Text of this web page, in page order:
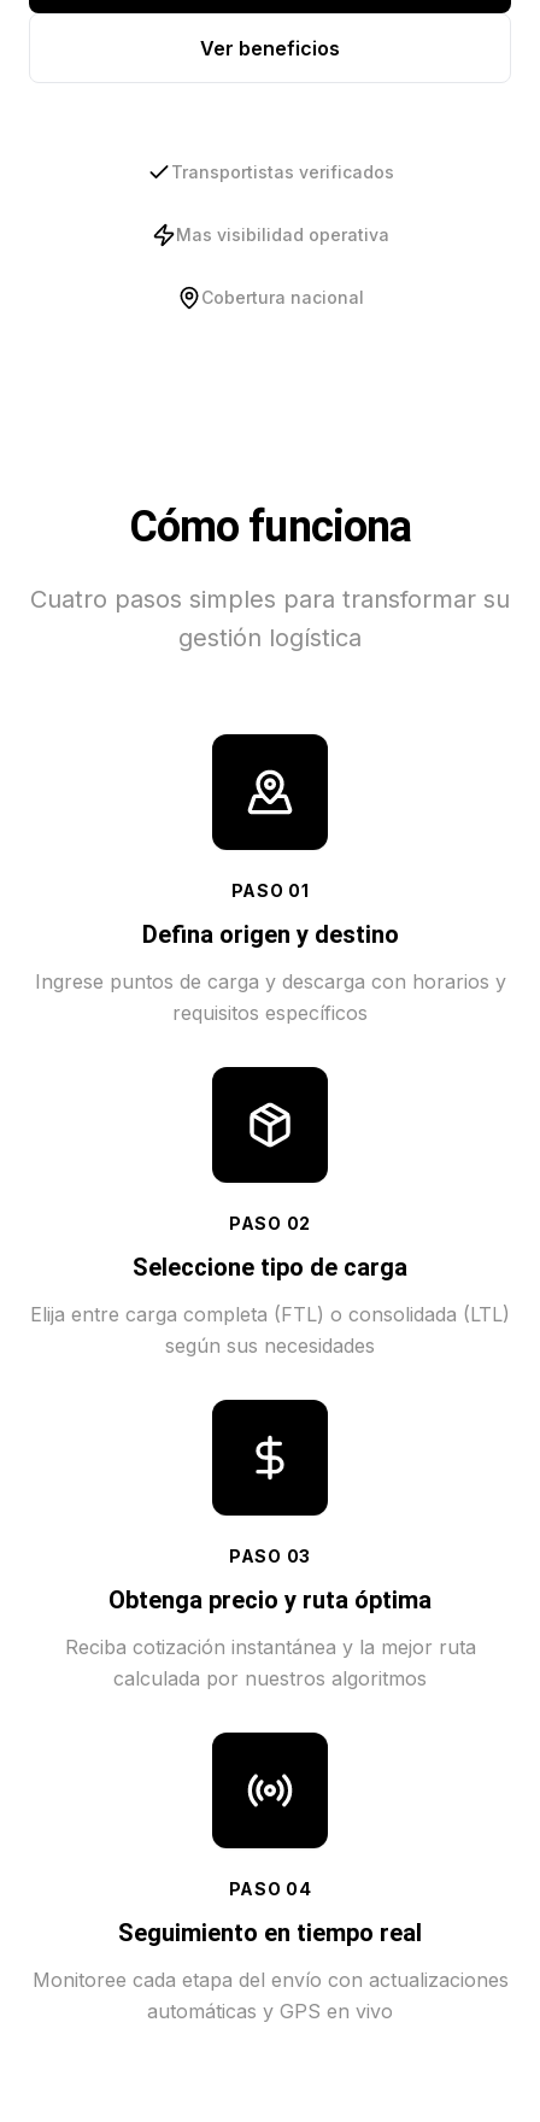
Ver beneficios
Transportistas verificados
Mas visibilidad operativa
Cobertura nacional
Cómo funciona
Cuatro pasos simples para transformar su
gestión logística
PASO 01
Defina origen y destino
Ingrese puntos de carga y descarga con horarios y
requisitos específicos
PASO 02
Seleccione tipo de carga
Elija entre carga completa (FTL) o consolidada (LTL)
según sus necesidades
PASO 03
Obtenga precio y ruta óptima
Reciba cotización instantánea y la mejor ruta
calculada por nuestros algoritmos
PASO 04
Seguimiento en tiempo real
Monitoree cada etapa del envío con actualizaciones
automáticas y GPS en vivo